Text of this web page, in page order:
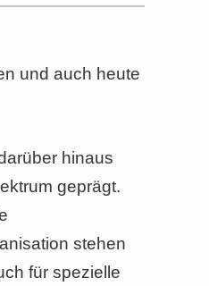
und auch heute
hinaus
geprägt.
stehen
für spezielle